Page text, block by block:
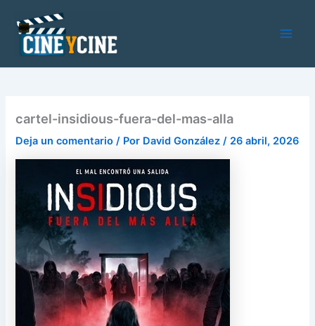
contenido
cartel-insidious-fuera-del-mas-alla
Deja un comentario / Por David González/ 26 abril, 2026